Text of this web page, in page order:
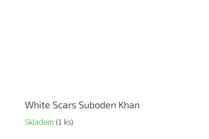
White Scars Suboden Khan
Skladem (1 ks)